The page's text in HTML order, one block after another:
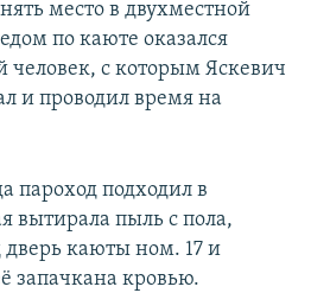
место в двухместной
по каюте оказался
человек, с которым Яскевич
и проводил время на
пароход подходил в
вытирала пыль с пола,
дверь каюты ном. 17 и
запачкана кровью.